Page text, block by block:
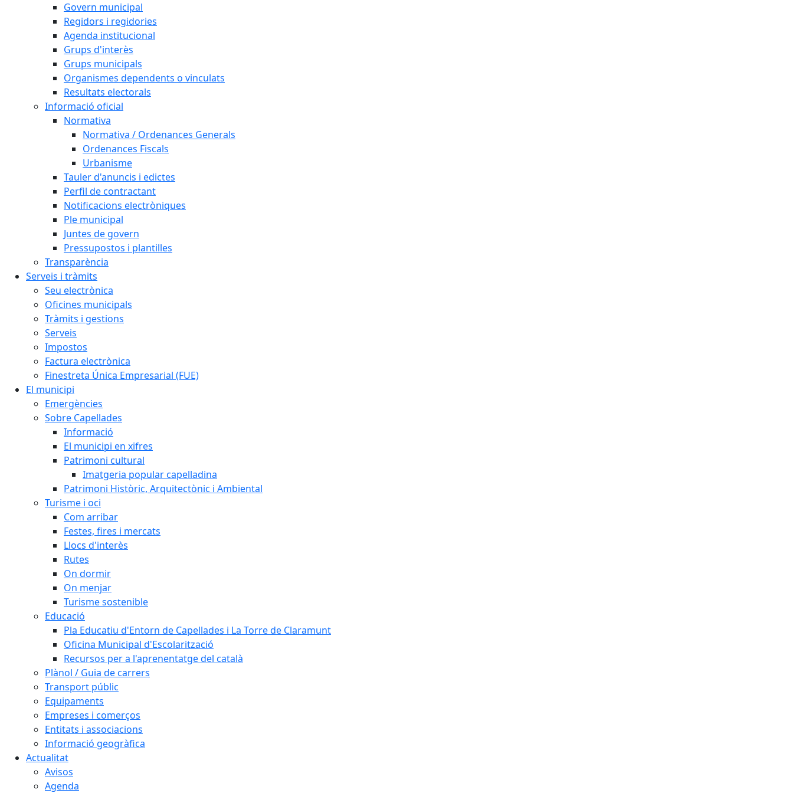
Govern municipal
Regidors i regidories
Agenda institucional
Grups d'interès
Grups municipals
Organismes dependents o vinculats
Resultats electorals
Informació oficial
Normativa
Normativa / Ordenances Generals
Ordenances Fiscals
Urbanisme
Tauler d'anuncis i edictes
Perfil de contractant
Notificacions electròniques
Ple municipal
Juntes de govern
Pressupostos i plantilles
Transparència
Serveis i tràmits
Seu electrònica
Oficines municipals
Tràmits i gestions
Serveis
Impostos
Factura electrònica
Finestreta Única Empresarial (FUE)
El municipi
Emergències
Sobre Capellades
Informació
El municipi en xifres
Patrimoni cultural
Imatgeria popular capelladina
Patrimoni Històric, Arquitectònic i Ambiental
Turisme i oci
Com arribar
Festes, fires i mercats
Llocs d'interès
Rutes
On dormir
On menjar
Turisme sostenible
Educació
Pla Educatiu d'Entorn de Capellades i La Torre de Claramunt
Oficina Municipal d'Escolarització
Recursos per a l'aprenentatge del català
Plànol / Guia de carrers
Transport públic
Equipaments
Empreses i comerços
Entitats i associacions
Informació geogràfica
Actualitat
Avisos
Agenda